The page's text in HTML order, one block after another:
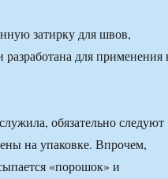
затирку для швов,
разработана для применения
обязательно следуют
на упаковке. Впрочем,
«порошок» и